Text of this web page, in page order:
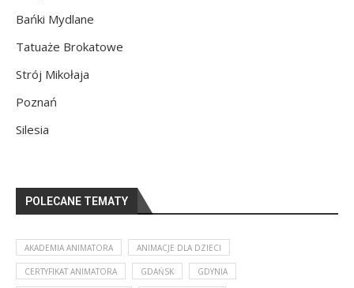
Bańki Mydlane
Tatuaże Brokatowe
Strój Mikołaja
Poznań
Silesia
POLECANE TEMATY
AKADEMIA ANIMATORA ANIMACJE DLA DZIECI
CERTYFIKAT ANIMATORA GDAŃSK GDYNIA